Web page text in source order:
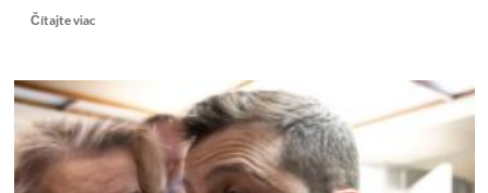
Čítajte viacRead
Viktor
Orbán:
Nie
pôžička
ale
Grant